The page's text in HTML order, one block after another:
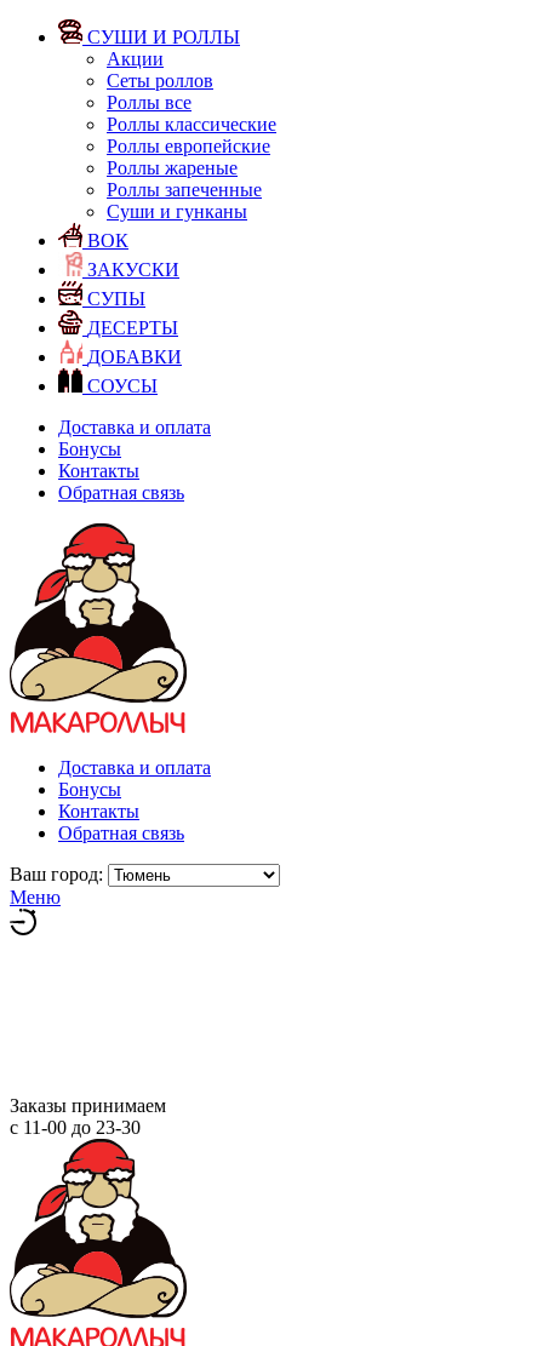
СУШИ И РОЛЛЫ
Акции
Сеты роллов
Роллы все
Роллы классические
Роллы европейские
Роллы жареные
Роллы запеченные
Суши и гунканы
ВОК
ЗАКУСКИ
СУПЫ
ДЕСЕРТЫ
ДОБАВКИ
СОУСЫ
Доставка и оплата
Бонусы
Контакты
Обратная связь
Доставка и оплата
Бонусы
Контакты
Обратная связь
Ваш город:
Меню
Заказы принимаем
с 11-00 до 23-30